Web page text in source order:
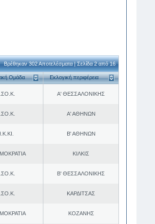
Βρέθηκαν 302 Αποτελέσματα | Σελίδα 2 από 16
Ομάδα Εκλογική περιφέρεια
Α' ΘΕΣΣΑΛΟΝΙΚΗΣ
Α' ΑΘΗΝΩΝ
Β' ΑΘΗΝΩΝ
ΚΙΛΚΙΣ
Β' ΘΕΣΣΑΛΟΝΙΚΗΣ
ΚΑΡΔΙΤΣΑΣ
ΚΟΖΑΝΗΣ